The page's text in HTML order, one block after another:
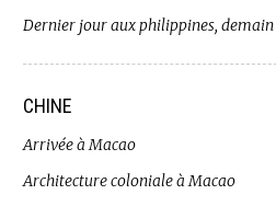
Dernier jour aux philippines,
CHINE
Arrivée à Macao
Architecture coloniale à Macao